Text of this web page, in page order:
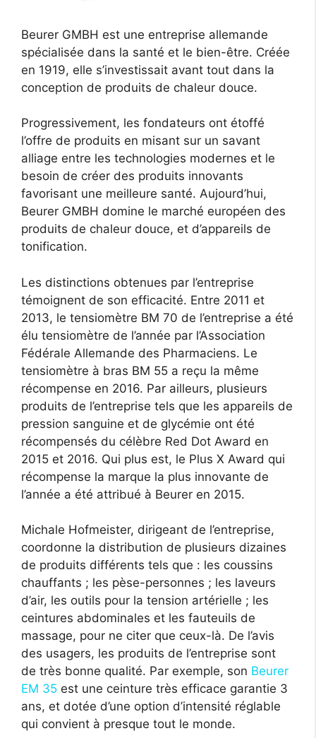
Beurer GMBH est une entreprise allemande
spécialisée dans la santé et le bien-être. Créée
en 1919, elle s’investissait avant tout dans la
conception de produits de chaleur douce.
Progressivement, les fondateurs ont étoffé
l’offre de produits en misant sur un savant
alliage entre les technologies modernes et le
besoin de créer des produits innovants
favorisant une meilleure santé. Aujourd’hui,
Beurer GMBH domine le marché européen des
produits de chaleur douce, et d’appareils de
tonification.
Les distinctions obtenues par l’entreprise
témoignent de son efficacité. Entre 2011 et
2013, le tensiomètre BM 70 de l’entreprise a été
élu tensiomètre de l’année par l’Association
Fédérale Allemande des Pharmaciens. Le
tensiomètre à bras BM 55 a reçu la même
récompense en 2016. Par ailleurs, plusieurs
produits de l’entreprise tels que les appareils de
pression sanguine et de glycémie ont été
récompensés du célèbre Red Dot Award en
2015 et 2016. Qui plus est, le Plus X Award qui
récompense la marque la plus innovante de
l’année a été attribué à Beurer en 2015.
Michale Hofmeister, dirigeant de l’entreprise,
coordonne la distribution de plusieurs dizaines
de produits différents tels que : les coussins
chauffants ; les pèse-personnes ; les laveurs
d’air, les outils pour la tension artérielle ; les
ceintures abdominales et les fauteuils de
massage, pour ne citer que ceux-là. De l’avis
des usagers, les produits de l’entreprise sont
de très bonne qualité. Par exemple, son Beurer
EM 35 est une ceinture très efficace garantie 3
ans, et dotée d’une option d’intensité réglable
qui convient à presque tout le monde.